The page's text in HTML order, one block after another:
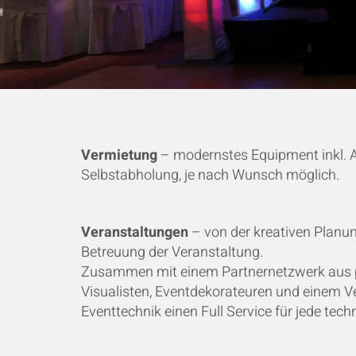
Vermietung– modernstes Equipment inkl.
Selbstabholung, je nach Wunsch möglich.
Veranstaltungen – von der kreativen
Betreuung der Veranstaltung.
Zusammen mit einem Partnernetzwerk
Visualisten, Eventdekorateuren und einem
Eventtechnik einen Full Service für jede